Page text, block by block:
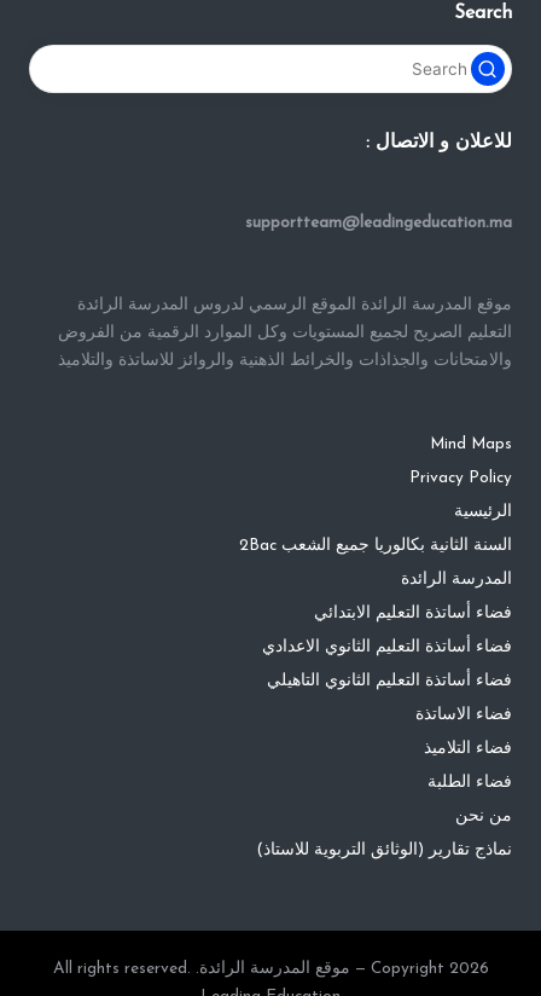
Search
للاعلان و الاتصال :
supportteam@leadingeducation.ma
موقع المدرسة الرائدة الموقع الرسمي لدروس المدرسة الرائدة
التعليم الصريح لجميع المستويات وكل الموارد الرقمية من الفروض
والامتحانات والجذاذات والخرائط الذهنية والروائز للاساتذة والتلاميذ
Mind Maps
Privacy Policy
الرئيسية
السنة الثانية بكالوريا جميع الشعب 2Bac
المدرسة الرائدة
فضاء أساتذة التعليم الابتدائي
فضاء أساتذة التعليم الثانوي الاعدادي
فضاء أساتذة التعليم الثانوي التاهيلي
فضاء الاساتذة
فضاء التلاميذ
فضاء الطلبة
من نحن
نماذج تقارير (الوثائق التربوية للاستاذ)
Copyright 2026 — موقع المدرسة الرائدة. All rights reserved.